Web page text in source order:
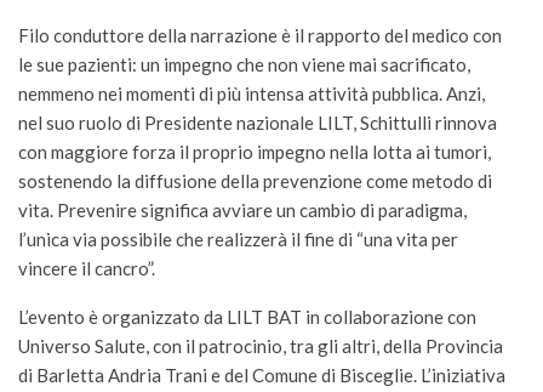
Filo conduttore della narrazione è il rapporto del medico con
le sue pazienti: un impegno che non viene mai sacrificato,
nemmeno nei momenti di più intensa attività pubblica. Anzi,
nel suo ruolo di Presidente nazionale LILT, Schittulli rinnova
con maggiore forza il proprio impegno nella lotta ai tumori,
sostenendo la diffusione della prevenzione come metodo di
vita. Prevenire significa avviare un cambio di paradigma,
l’unica via possibile che realizzerà il fine di “una vita per
vincere il cancro”.
L’evento è organizzato da LILT BAT in collaborazione con
Universo Salute, con il patrocinio, tra gli altri, della Provincia
di Barletta Andria Trani e del Comune di Bisceglie. L’iniziativa